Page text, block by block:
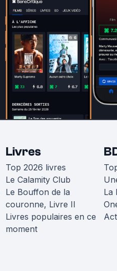
Livres
Top 2026 livres
Le Calamity Club
Le Bouffon de la
couronne, Livre II
Livres populaires en ce
moment
La